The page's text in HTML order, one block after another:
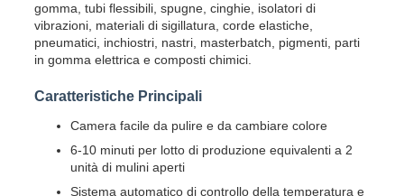
gomma, tubi flessibili, spugne, cinghie, isolatori di
vibrazioni, materiali di sigillatura, corde elastiche,
pneumatici, inchiostri, nastri, masterbatch, pigmenti, parti
in gomma elettrica e composti chimici.
Caratteristiche Principali
Camera facile da pulire e da cambiare colore
6-10 minuti per lotto di produzione equivalenti a 2
unità di mulini aperti
Sistema automatico di controllo della temperatura e